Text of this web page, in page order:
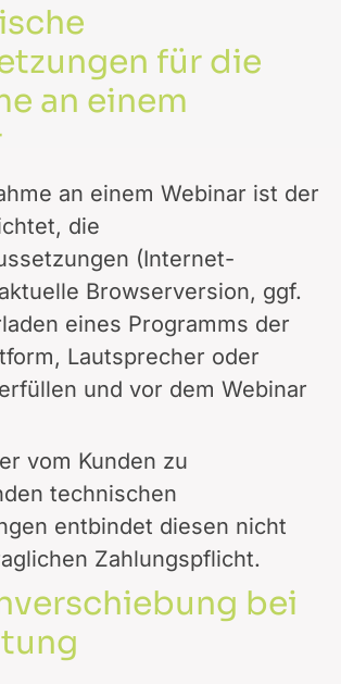
für die
an einem
an einem Webinar ist der
die
(Internet-
Browserversion, ggf.
eines Programms der
Lautsprecher oder
und vor dem Webinar
vom Kunden zu
technischen
entbindet diesen nicht
Zahlungspflicht.
bei